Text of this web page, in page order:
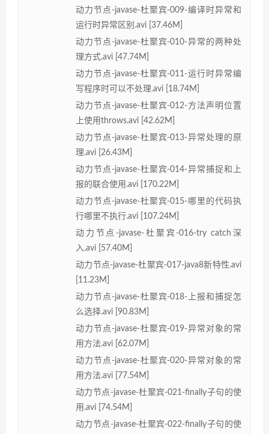
动力节点-javase-杜聚宾-009-编译时异常和
运行时异常区别.avi [37.46M]
动力节点-javase-杜聚宾-010-异常的两种处
理方式.avi [47.74M]
动力节点-javase-杜聚宾-011-运行时异常编
写程序时可以不处理.avi [18.74M]
动力节点-javase-杜聚宾-012-方法声明位置
上使用throws.avi [42.62M]
动力节点-javase-杜聚宾-013-异常处理的原
理.avi [26.43M]
动力节点-javase-杜聚宾-014-异常捕捉和上
报的联合使用.avi [170.22M]
动力节点-javase-杜聚宾-015-哪里的代码执
行哪里不执行.avi [107.24M]
动力节点-javase-杜聚宾-016-try catch深
入.avi [57.40M]
动力节点-javase-杜聚宾-017-java8新特性.avi
[11.23M]
动力节点-javase-杜聚宾-018-上报和捕捉怎
么选择.avi [90.83M]
动力节点-javase-杜聚宾-019-异常对象的常
用方法.avi [62.07M]
动力节点-javase-杜聚宾-020-异常对象的常
用方法.avi [77.54M]
动力节点-javase-杜聚宾-021-finally子句的使
用.avi [74.54M]
动力节点-javase-杜聚宾-022-finally子句的使